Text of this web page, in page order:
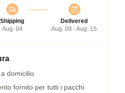
Shipping
Aug. 04
Delivered
Aug. 08 - Aug. 15
domicilio
fornito per tutti i pacchi